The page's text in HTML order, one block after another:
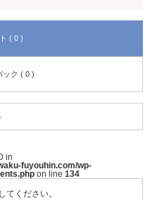
( 0 )
ック ( 0 )
in
fuyouhin.com/wp-
on line 134
してください。